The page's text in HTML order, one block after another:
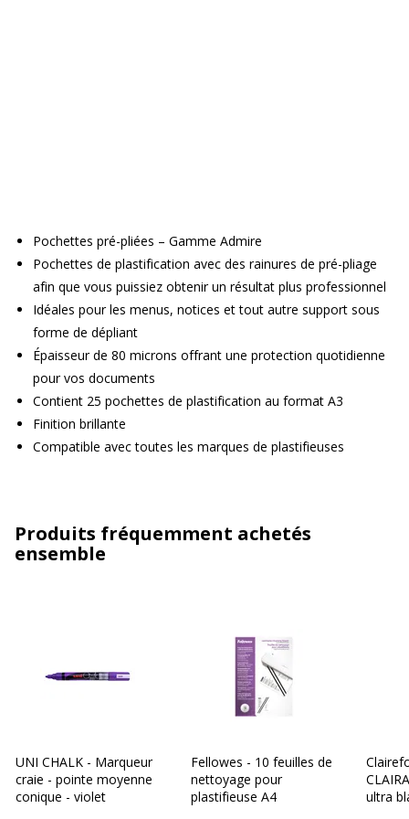
Pochettes pré-pliées – Gamme Admire
Pochettes de plastification avec des rainures de pré-pliage
afin que vous puissiez obtenir un résultat plus professionnel
Idéales pour les menus, notices et tout autre support sous
forme de dépliant
Épaisseur de 80 microns offrant une protection quotidienne
pour vos documents
Contient 25 pochettes de plastification au format A3
Finition brillante
Compatible avec toutes les marques de plastifieuses
Produits fréquemment achetés
ensemble
UNI CHALK - Marqueur
craie - pointe moyenne
conique - violet
Fellowes - 10 feuilles de
nettoyage pour
plastifieuse A4
ultra